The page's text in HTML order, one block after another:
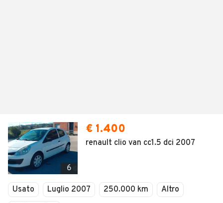
6
€ 1.400
renault clio van cc1.5 dci 2007
Usato Luglio 2007 250.000 km
Altro